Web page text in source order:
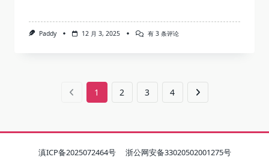
Paddy 12 月 3, 2025
数
博
如
速
长
浏
有 3 条评论
1 2 3 4
滇ICP备2025072464号 浙公网安备33020502001275号